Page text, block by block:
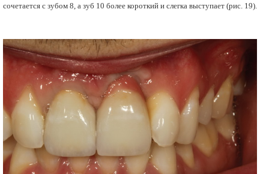
сочетается с зубом 8, а зуб 10 более короткий и слегка выступает (рис. 19).